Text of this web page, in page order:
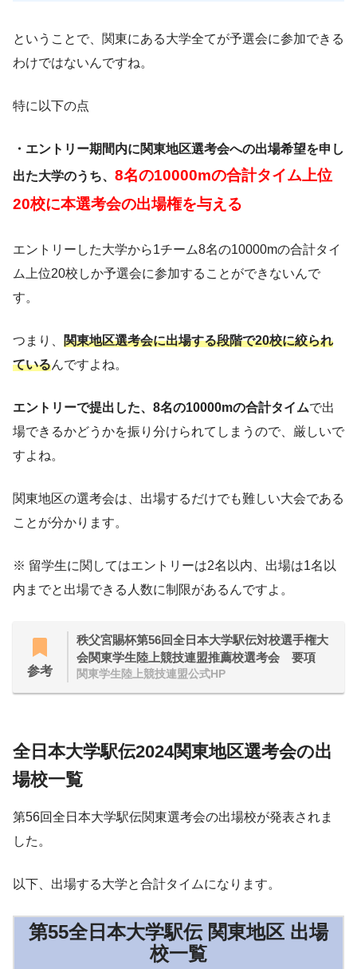
ということで、関東にある大学全てが予選会に参加できる
わけではないんですね。
特に以下の点
・エントリー期間内に関東地区選考会への出場希望を申し
出た大学のうち、 8名の10000mの合計タイム上位
20校に本選考会の出場権を与える
エントリーした大学から1チーム8名の10000mの合計タイ
ム上位20校しか予選会に参加することができないんで
す。
つまり、 関東地区選考会に出場する段階で20校に絞られ
ているんですよね。
エントリーで提出した、8名の10000mの合計タイムで出
場できるかどうかを振り分けられてしまうので、厳しいで
すよね。
関東地区の選考会は、出場するだけでも難しい大会である
ことが分かります。
※ 留学生に関してはエントリーは2名以内、出場は1名以
内までと出場できる人数に制限があるんですよ。
参考
秩父宮賜杯第56回全日本大学駅伝対校選手権大
会関東学生陸上競技連盟推薦校選考会 要項
関東学生陸上競技連盟公式HP
全日本大学駅伝2024関東地区選考会の出
場校一覧
第56回全日本大学駅伝関東選考会の出場校が発表されま
した。
以下、出場する大学と合計タイムになります。
第55全日本大学駅伝 関東地区 出場
校一覧